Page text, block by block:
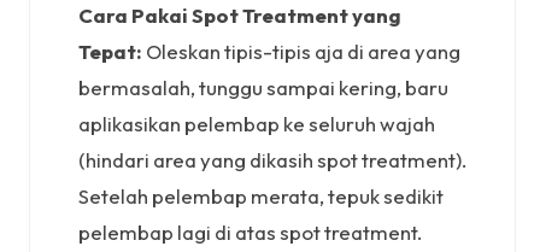
Cara Pakai Spot Treatment yang
Tepat: Oleskan tipis-tipis aja di area yang
bermasalah, tunggu sampai kering, baru
aplikasikan pelembap ke seluruh wajah
(hindari area yang dikasih spot treatment).
Setelah pelembap merata, tepuk sedikit
pelembap lagi di atas spot treatment.